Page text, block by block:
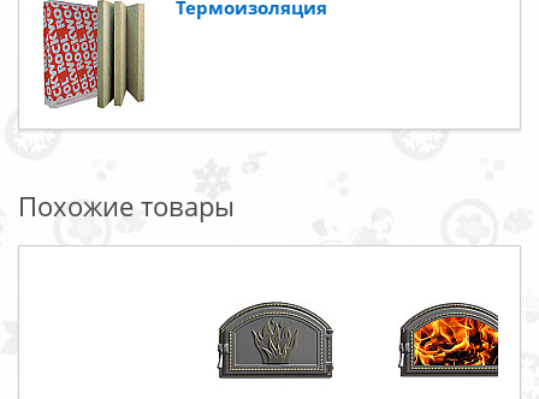
Термоизоляция
Похожие товары